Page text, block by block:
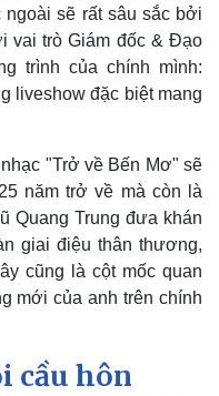
Nam
tích
sẽ rất sâu sắc bởi
vai trò Giám đốc & Đạo
trình của chính mình:
liveshow đặc biệt mang
"Trở về Bến Mơ" sẽ
năm trở về mà còn là
Quang Trung đưa khán
giai điệu thân thương,
cũng là cột mốc quan
mới của anh trên chính
cầu hôn